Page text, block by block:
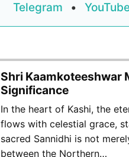
Telegram •
Shri Kaamkoteeshwar
Significance
In the heart of Kashi, the
flows with celestial grace,
sacred Sannidhi is not
between the Northern…